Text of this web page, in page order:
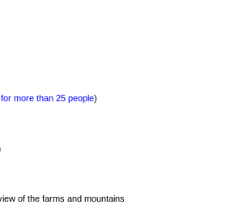
more than 25 people)
of the farms and mountains